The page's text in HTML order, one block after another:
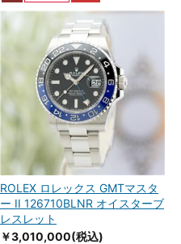
ROLEX ロレックス GMTマスタ
ー II 126710BLNR オイスターブ
レスレット
￥3,010,000(税込)